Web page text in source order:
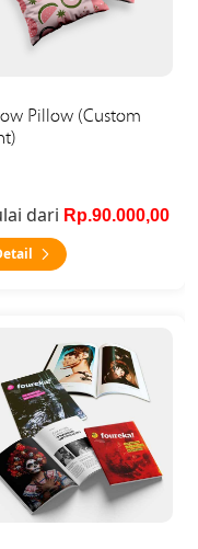
Pillow (Custom
dari Rp.90.000,00